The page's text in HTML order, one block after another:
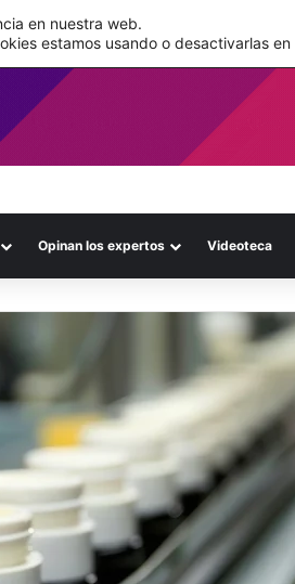
Opinan los expertos Videoteca
en nuestra web.
estamos usando o desactivarlas